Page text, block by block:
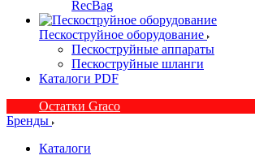
RecBag
Пескоструйное оборудование
Пескоструйные аппараты
Пескоструйные шланги
Каталоги PDF
Остатки Graco
Бренды
Каталоги